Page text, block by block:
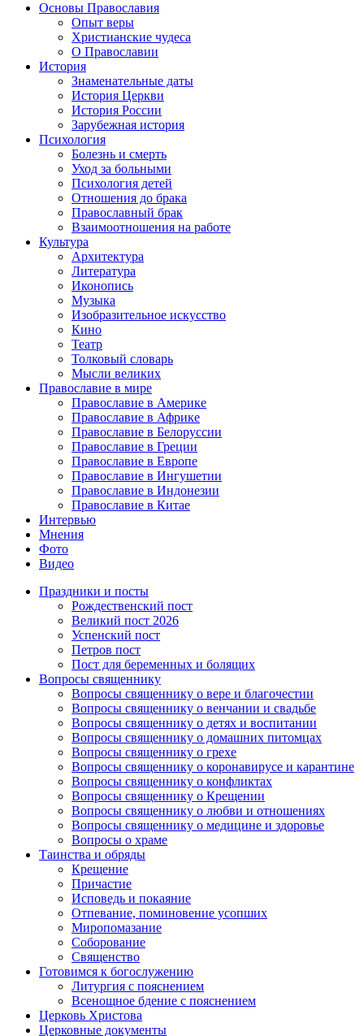
Основы Православия
Опыт веры
Христианские чудеса
О Православии
История
Знаменательные даты
История Церкви
История России
Зарубежная история
Психология
Болезнь и смерть
Уход за больными
Психология детей
Отношения до брака
Православный брак
Взаимоотношения на работе
Культура
Архитектура
Литература
Иконопись
Музыка
Изобразительное искусство
Кино
Театр
Толковый словарь
Мысли великих
Православие в мире
Православие в Америке
Православие в Африке
Православие в Белоруссии
Православие в Греции
Православие в Европе
Православие в Ингушетии
Православие в Индонезии
Православие в Китае
Интервью
Мнения
Фото
Видео
Праздники и посты
Рождественский пост
Великий пост 2026
Успенский пост
Петров пост
Пост для беременных и болящих
Вопросы священнику
Вопросы священнику о вере и благочестии
Вопросы священнику о венчании и свадьбе
Вопросы священнику о детях и воспитании
Вопросы священнику о домашних питомцах
Вопросы священнику о грехе
Вопросы священнику о коронавирусе и карантине
Вопросы священнику о конфликтах
Вопросы священнику о Крещении
Вопросы священнику о любви и отношениях
Вопросы священнику о медицине и здоровье
Вопросы о храме
Таинства и обряды
Крещение
Причастие
Исповедь и покаяние
Отпевание, поминовение усопших
Миропомазание
Соборование
Священство
Готовимся к богослужению
Литургия с пояснением
Всенощное бдение с пояснением
Церковь Христова
Церковные документы